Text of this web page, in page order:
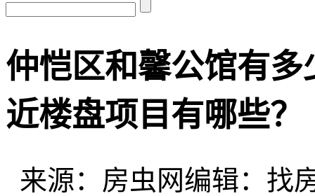
仲恺区和馨公馆有
近楼盘项目有哪些？
来源：房虫网编辑：找